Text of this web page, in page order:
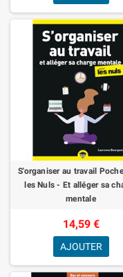
S'organiser au travail
les Nuls - Et alléger sa
mentale
14,59 €
AJOUTER